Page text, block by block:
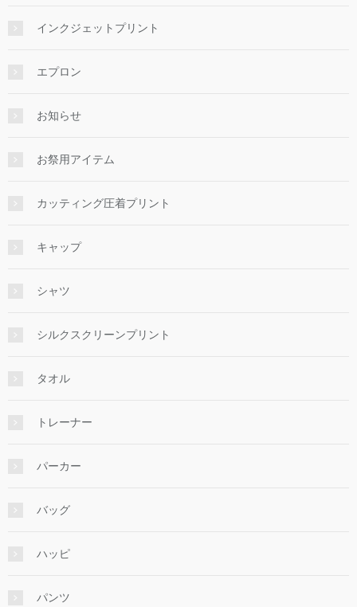
インクジェットプリント
エプロン
お知らせ
お祭用アイテム
カッティング圧着プリント
キャップ
シャツ
シルクスクリーンプリント
タオル
トレーナー
パーカー
バッグ
ハッピ
パンツ